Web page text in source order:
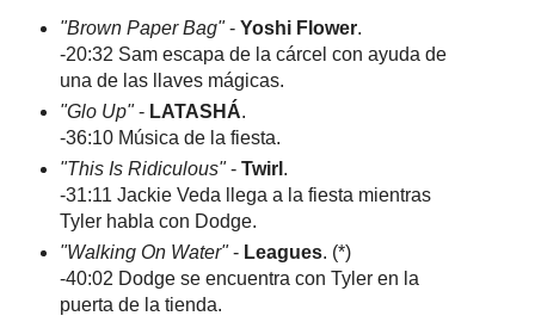
"Brown Paper Bag"- Yoshi Flower.
-20:32 Sam escapa de la cárcel con ayuda de
una de las llaves mágicas.
"Glo Up"- LATASHÁ.
-36:10 Música de la fiesta.
"This Is Ridiculous"- Twirl .
-31:11 Jackie Veda llega a la fiesta mientras
Tyler habla con Dodge.
"Walking On Water"- Leagues. (*)
-40:02 Dodge se encuentra con Tyler en la
puerta de la tienda.